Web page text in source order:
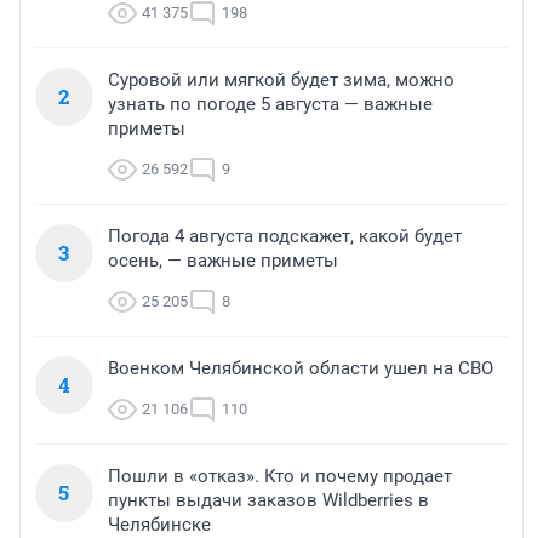
41 375 198
2
Суровой или мягкой будет зима, можно
узнать по погоде 5 августа — важные
приметы
26 592 9
3
Погода 4 августа подскажет, какой будет
осень, — важные приметы
25 205 8
4
Военком Челябинской области ушел на СВО
21 106 110
5
Пошли в «отказ». Кто и почему продает
пункты выдачи заказов Wildberries в
Челябинске